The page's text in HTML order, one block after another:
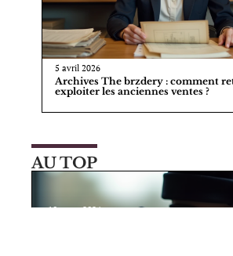
5 avril 2026
Archives The brzdery : comment
exploiter les anciennes ventes ?
AU TOP
10 mars 2026